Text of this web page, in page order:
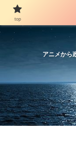
アニメから
top